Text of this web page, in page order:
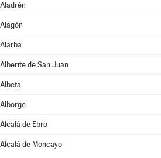
Aladrén
Alagón
Alarba
Alberite de San Juan
Albeta
Alborge
Alcalá de Ebro
Alcalá de Moncayo